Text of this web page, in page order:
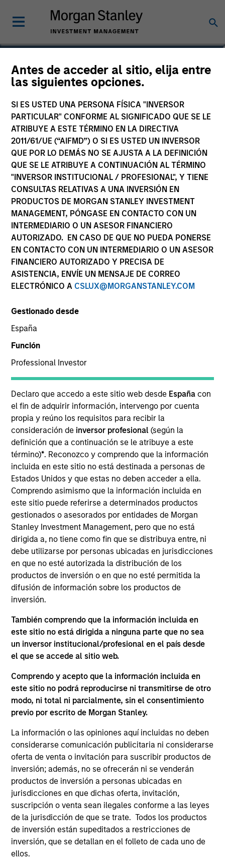
Antes de acceder al sitio, elija entre
las siguientes opciones.
SI ES USTED UNA PERSONA FÍSICA "INVERSOR
PARTICULAR" CONFORME AL SIGNIFICADO QUE SE LE
ATRIBUYE A ESTE TÉRMINO EN LA DIRECTIVA
2011/61/UE (“AIFMD”) O SI ES USTED UN INVERSOR
QUE POR LO DEMÁS NO SE AJUSTA A LA DEFINICIÓN
QUE SE LE ATRIBUYE A CONTINUACIÓN AL TÉRMINO
"INVERSOR INSTITUCIONAL / PROFESIONAL", Y TIENE
CONSULTAS RELATIVAS A UNA INVERSIÓN EN
PRODUCTOS DE MORGAN STANLEY INVESTMENT
MANAGEMENT, PÓNGASE EN CONTACTO CON UN
INTERMEDIARIO O UN ASESOR FINANCIERO
AUTORIZADO. EN CASO DE QUE NO PUEDA PONERSE
EN CONTACTO CON UN INTERMEDIARIO O UN ASESOR
FINANCIERO AUTORIZADO Y PRECISA DE
ASISTENCIA, ENVÍE UN MENSAJE DE CORREO
ELECTRÓNICO A CSLUX@MORGANSTANLEY.COM
Gestionado desde
España
Función
Professional Investor
Declaro que accedo a este sitio web desde España con
el fin de adquirir información, intervengo por cuenta
propia y reúno los requisitos para recibir la
consideración de inversor profesional(según la
definición que a continuación se le atribuye a este
término)*. Reconozco y comprendo que la información
incluida en este sitio no está destinada a personas de
Estados Unidos y que estas no deben acceder a ella.
Comprendo asimismo que la información incluida en
este sitio puede referirse a determinados productos
gestionados o asesorados por entidades de Morgan
Stanley Investment Management, pero que no está
dirigida a, no tiene como fin que se distribuya entre, ni
debe utilizarse por personas ubicadas en jurisdicciones
en que no esté autorizada la distribución de los
productos de inversión o en que no esté permitida la
difusión de información sobre los productos de
inversión.
También comprendo que la información incluida en
este sitio no está dirigida a ninguna parte que no sea
un inversor institucional/profesional en el país desde
el que se accede al sitio web.
Comprendo y acepto que la información incluida en
este sitio no podrá reproducirse ni transmitirse de otro
modo, ni total ni parcialmente, sin el consentimiento
previo por escrito de Morgan Stanley.
La información o las opiniones aquí incluidas no deben
considerarse comunicación publicitaria ni considerarse
oferta de venta o invitación para suscribir productos de
inversión; además, no se ofrecerán ni se venderán
productos de inversión a personas ubicadas en
jurisdicciones en que dichas oferta, invitación,
suscripción o venta sean ilegales conforme a las leyes
de la jurisdicción de que se trate. Todos los productos
de inversión están supeditados a restricciones de
inversión, que se detallan en el folleto de cada uno de
ellos.
Sam Chainani, CFA
Head of Counterpoint Global New
York, Managing Director
30 Years
EQUIPO
Counterpoint Global
Sam Chainani is an investor and the Head of
Counterpoint Global New York. He joined Morgan
Stanley in 1996 and has 30 years of investment
experience. Sam joined Counterpoint Global as an
investor in 2000. Previously, he was a strategy
specialist for our Inception and Discovery
strategies. Sam received a B.S. in management
with a concentration in finance from Binghamton
University. He holds the Chartered Financial Analyst
designation.
Counterpoint Global
Advantage
companies in the United States.
Global Insight
Invests primarily in established and
emerging companies globally.
Growth
Invests primarily in established and
emerging large cap companies in the United
States.
Discovery